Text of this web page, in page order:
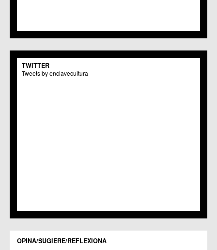
TWITTER
Tweets by enclavecultura
OPINA/SUGIERE/REFLEXIONA